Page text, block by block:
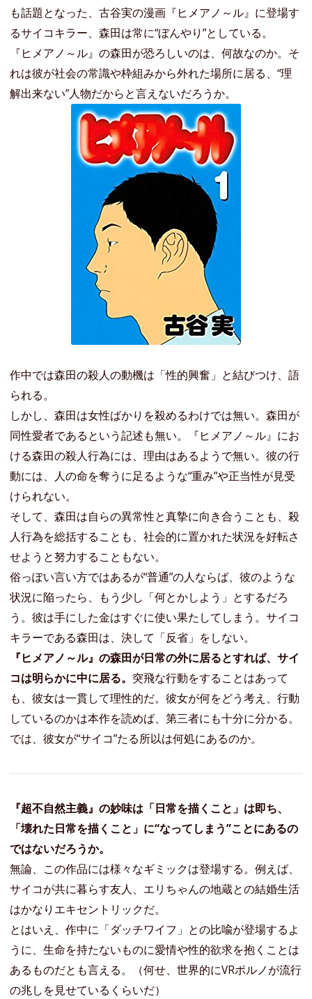
も話題となった、古谷実の漫画『ヒメアノ～ル』に登場す
るサイコキラー、森田は常に“ぼんやり”としている。
『ヒメアノ～ル』の森田が恐ろしいのは、何故なのか。そ
れは彼が社会の常識や枠組みから外れた場所に居る、“理
解出来ない”人物だからと言えないだろうか。
作中では森田の殺人の動機は「性的興奮」と結びつけ、語
られる。
しかし、森田は女性ばかりを殺めるわけでは無い。森田が
同性愛者であるという記述も無い。『ヒメアノ～ル』にお
ける森田の殺人行為には、理由はあるようで無い。彼の行
動には、人の命を奪うに足るような“重み”や正当性が見受
けられない。
そして、森田は自らの異常性と真摯に向き合うことも、殺
人行為を総括することも、社会的に置かれた状況を好転さ
せようと努力することもない。
俗っぽい言い方ではあるが“普通”の人ならば、彼のような
状況に陥ったら、もう少し「何とかしよう」とするだろ
う。彼は手にした金はすぐに使い果たしてしまう。サイコ
キラーである森田は、決して「反省」をしない。
『ヒメアノ～ル』の森田が日常の外に居るとすれば、サイ
コは明らかに中に居る。 突飛な行動をすることはあって
も、彼女は一貫して理性的だ。彼女が何をどう考え、行動
しているのかは本作を読めば、第三者にも十分に分かる。
では、彼女が“サイコ”たる所以は何処にあるのか。
『超不自然主義』の妙味は「日常を描くこと」は即ち、
「壊れた日常を描くこと」に“なってしまう”ことにあるの
ではないだろうか。
無論、この作品には様々なギミックは登場する。例えば、
サイコが共に暮らす友人、エリちゃんの地蔵との結婚生活
はかなりエキセントリックだ。
とはいえ、作中に「ダッチワイフ」との比喩が登場するよ
うに、生命を持たないものに愛情や性的欲求を抱くことは
あるものだとも言える。（何せ、世界的にVRポルノが流行
の兆しを見せているくらいだ）